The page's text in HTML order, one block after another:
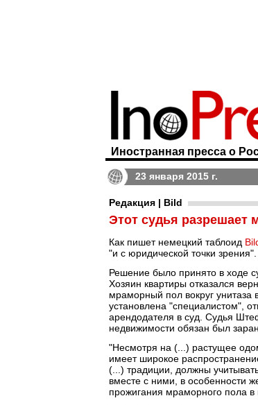
Иностранная пресса о
23 января 2015 г.
Редакция | Bild
Этот судья разрешает
Как пишет немецкий таблоид
"и с юридической точки зрения".
Решение было принято в ходе
Хозяин квартиры отказался
мраморный пол вокруг
установлена "специалистом",
арендодателя в суд. Судья
недвижимости обязан был
"Несмотря на (...) растущее
имеет широкое
(...) традиции, должны
вместе с ними, в особенности
прожигания мраморного пола в